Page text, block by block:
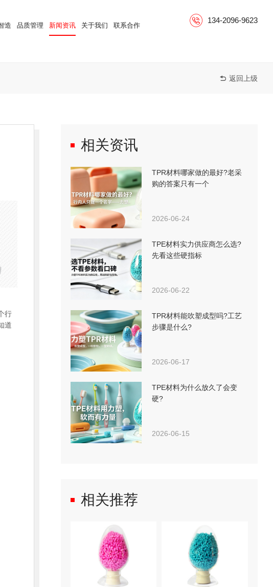
造 品质管理 新闻资讯 关于我们 联系合作
134-2096-9623
 返回上级
行
道
相关资讯
TPR材料哪家做的最好?老采
购的答案只有一个
2026-06-24
TPE材料实力供应商怎么选?
先看这些硬指标
2026-06-22
TPR材料能吹塑成型吗?工艺
步骤是什么?
2026-06-17
TPE材料为什么放久了会变
硬?
2026-06-15
相关推荐